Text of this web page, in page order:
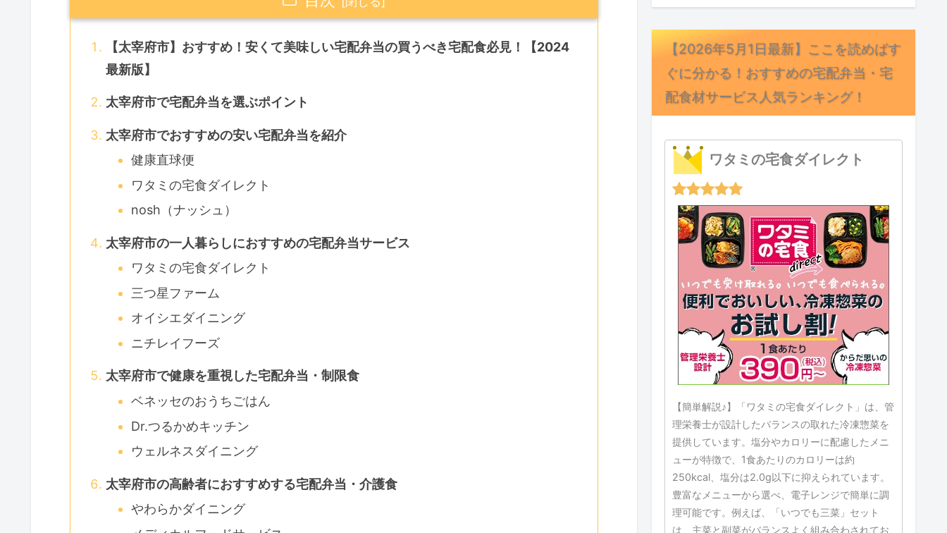
【太宰府市】おすすめ！安くて美味しい宅配弁当の買うべき宅配食必見！【2024
最新版】
太宰府市で宅配弁当を選ぶポイント
太宰府市でおすすめの安い宅配弁当を紹介
健康直球便
ワタミの宅食ダイレクト
nosh（ナッシュ）
太宰府市の一人暮らしにおすすめの宅配弁当サービス
ワタミの宅食ダイレクト
三つ星ファーム
オイシエダイニング
ニチレイフーズ
太宰府市で健康を重視した宅配弁当・制限食
ベネッセのおうちごはん
Dr.つるかめキッチン
ウェルネスダイニング
太宰府市の高齢者におすすめする宅配弁当・介護食
やわらかダイニング
【2026年5月1日最新】ここを読めばす
ぐに分かる！おすすめの宅配弁当・宅
配食材サービス人気ランキング！
ワタミの宅食ダイレクト
【簡単解説♪】「ワタミの宅食ダイレクト」は、管
理栄養士が設計したバランスの取れた冷凍惣菜を
提供しています。塩分やカロリーに配慮したメニ
ューが特徴で、1食あたりのカロリーは約
250kcal、塩分は2.0g以下に抑えられています。
豊富なメニューから選べ、電子レンジで簡単に調
理可能です。例えば、「いつでも三菜」セット
は、主菜と副菜がバランスよく組み合わされてお